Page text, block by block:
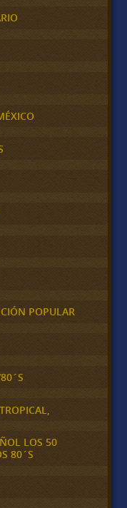
POPULAR
LOS 50
80´S